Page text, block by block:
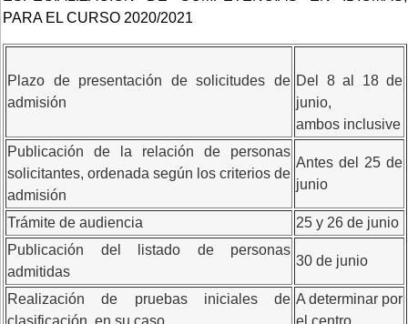
PARA EL CURSO 2020/2021
Plazo de presentación de solicitudes de
admisión
Del 8 al 18 de
junio,
ambos inclusive
Publicación de la relación de personas
solicitantes, ordenada según los criterios de
admisión
Antes del 25 de
junio
Trámite de audiencia
25 y 26 de junio
Publicación del listado de personas
admitidas
30 de junio
Realización de pruebas iniciales de
clasificación, en su caso.
A determinar por
el centro